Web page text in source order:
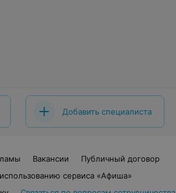
Добавить специалиста
Вакансии
Публичный договор
сервиса «Афиша»